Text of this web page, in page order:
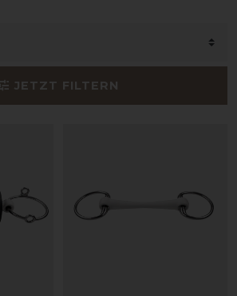
JETZT FILTERN